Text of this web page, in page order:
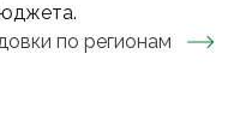
по регионам